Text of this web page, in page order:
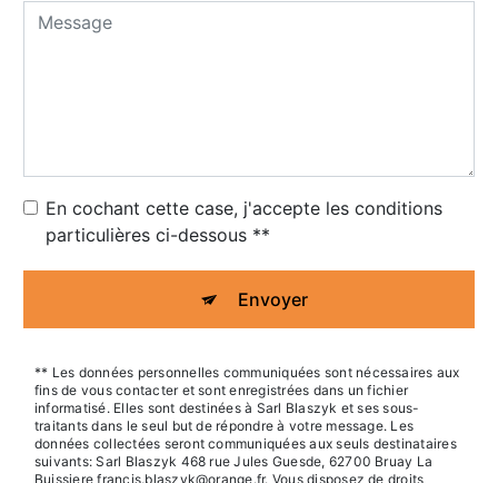
En cochant cette case, j'accepte les conditions
particulières ci-dessous **
Envoyer
** Les données personnelles communiquées sont nécessaires aux
fins de vous contacter et sont enregistrées dans un fichier
informatisé. Elles sont destinées à Sarl Blaszyk et ses sous-
traitants dans le seul but de répondre à votre message. Les
données collectées seront communiquées aux seuls destinataires
suivants: Sarl Blaszyk 468 rue Jules Guesde, 62700 Bruay La
Buissiere francis.blaszyk@orange.fr. Vous disposez de droits